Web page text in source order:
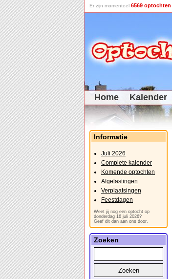
Er zijn momenteel 6569 optochten
Home Kalender
Informatie
Juli 2026
Complete kalender
Komende optochten
Afgelastingen
Verplaatsingen
Feestdagen
Weet jij nog een optocht op
donderdag 16 juli 2026?
Geef dit dan aan ons door.
Zoeken